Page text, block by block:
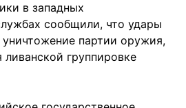
в западных
сообщили, что удары
партии оружия,
ливанской группировке